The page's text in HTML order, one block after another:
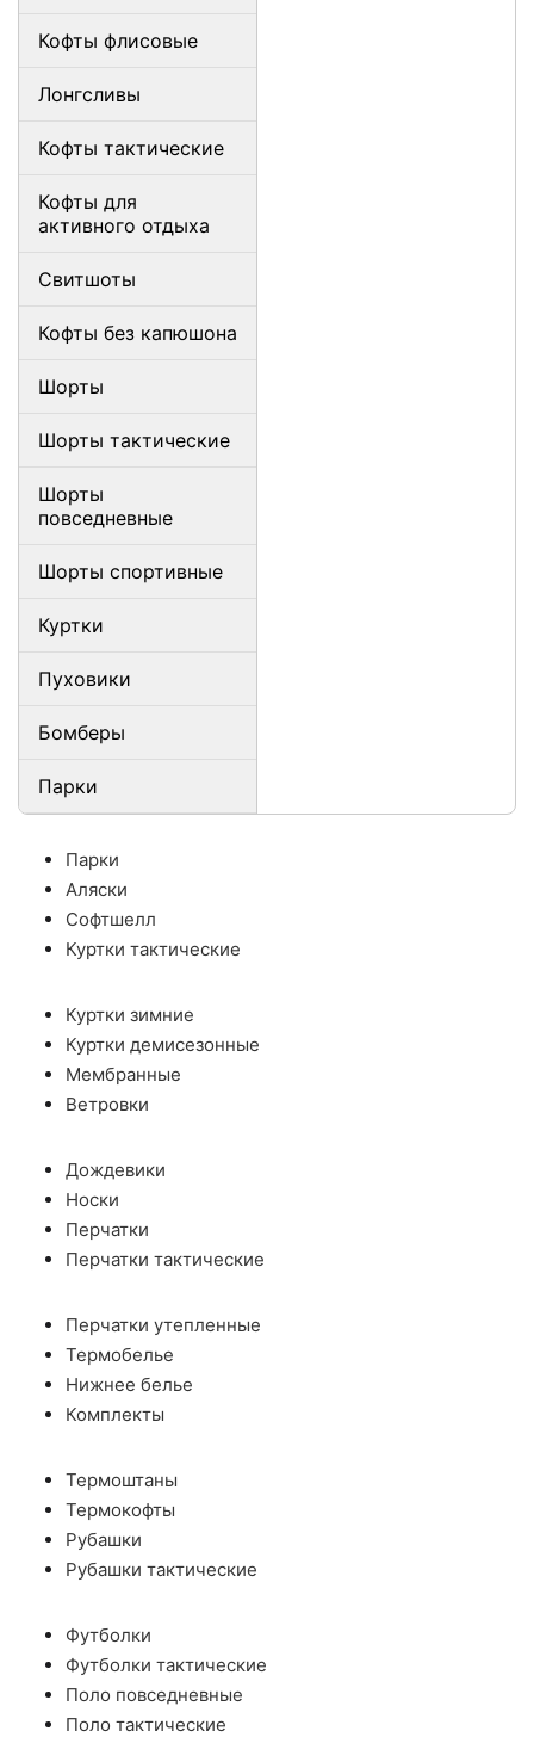
Кофты флисовые
Лонгсливы
Кофты тактические
Кофты для
активного отдыха
Свитшоты
Кофты без капюшона
Шорты
Шорты тактические
Шорты
повседневные
Шорты спортивные
Куртки
Пуховики
Бомберы
Парки
Парки
Аляски
Софтшелл
Куртки тактические
Куртки зимние
Куртки демисезонные
Мембранные
Ветровки
Дождевики
Носки
Перчатки
Перчатки тактические
Перчатки утепленные
Термобелье
Нижнее белье
Комплекты
Термоштаны
Термокофты
Рубашки
Рубашки тактические
Футболки
Футболки тактические
Поло повседневные
Поло тактические